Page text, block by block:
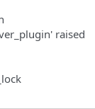
raised